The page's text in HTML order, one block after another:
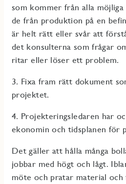
som kommer från alla
de från produktion på en
är helt rätt eller svår att
det konsulterna som frågar
ritar eller löser ett problem.
3. Fixa fram rätt dokument
projektet.
4. Projekteringsledaren har
ekonomin och tidsplanen för
Det gäller att hålla många
jobbar med högt och lågt.
möte och pratar material och